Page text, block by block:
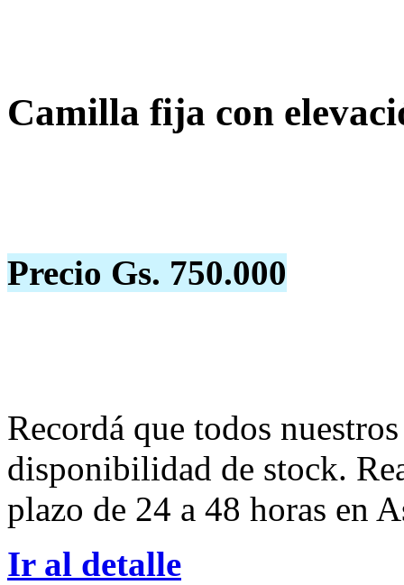
Camilla fija con
Precio Gs. 750.000
Recordá que todos
disponibilidad de stock.
plazo de 24 a 48 horas en
Ir al detalle